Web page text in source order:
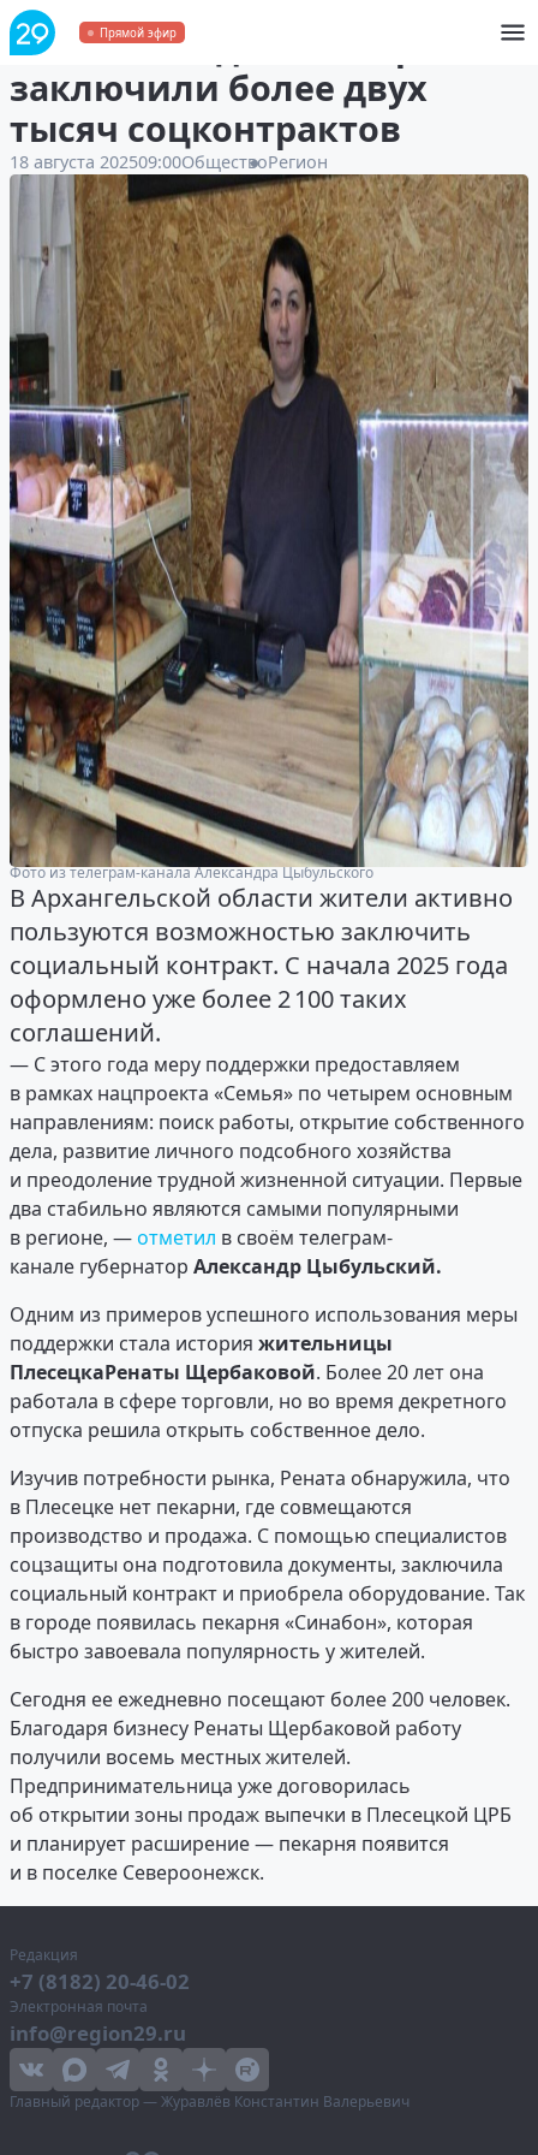
Прямой эфир
С начала года в Поморье
заключили более двух
тысяч соцконтрактов
18 августа 202509:00ОбществоРегион
Фото из телеграм-канала Александра Цыбульского
В Архангельской области жители активно
пользуются возможностью заключить
социальный контракт. С начала 2025 года
оформлено уже более 2 100 таких
соглашений.
— С этого года меру поддержки предоставляем
в рамках нацпроекта «Семья» по четырем основным
направлениям: поиск работы, открытие собственного
дела, развитие личного подсобного хозяйства
и преодоление трудной жизненной ситуации. Первые
два стабильно являются самыми популярными
в регионе, —отметил в своём телеграм-
канале губернатор Александр Цыбульский.
Одним из примеров успешного использования меры
поддержки стала история жительницы
ПлесецкаРенаты Щербаковой. Более 20 лет она
работала в сфере торговли, но во время декретного
отпуска решила открыть собственное дело.
Изучив потребности рынка, Рената обнаружила, что
в Плесецке нет пекарни, где совмещаются
производство и продажа. С помощью специалистов
соцзащиты она подготовила документы, заключила
социальный контракт и приобрела оборудование. Так
в городе появилась пекарня «Синабон», которая
быстро завоевала популярность у жителей.
Сегодня ее ежедневно посещают более 200 человек.
Благодаря бизнесу Ренаты Щербаковой работу
получили восемь местных жителей.
Предпринимательница уже договорилась
об открытии зоны продаж выпечки в Плесецкой ЦРБ
и планирует расширение — пекарня появится
и в поселке Североонежск.
Редакция
+7 (8182) 20-46-02
Электронная почта
info@region29.ru
Главный редактор — Журавлёв Константин Валерьевич